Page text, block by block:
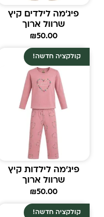
פיג'מה לילדים קיץ
שרוול ארוך
₪50.00
קולקציה חדשה!
פיג'מה לילדות קיץ
שרוול ארוך
₪50.00
קולקציה חדשה!